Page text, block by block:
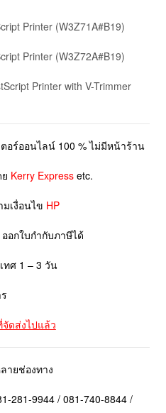
Printer (W3Z71A#B19)
Printer (W3Z72A#B19)
Printer with V-Trimmer
อร์ออนไลน์ 100 % ไม่มีหน้าร้าน
Kerry Expressetc.
เงื่อนไข HP
อกใบกำกับภาษีได้
ทศ 1 – 3 วัน
จัดส่งไปแล้ว
ายช่องทาง
281-9944 / 081-740-8844 /